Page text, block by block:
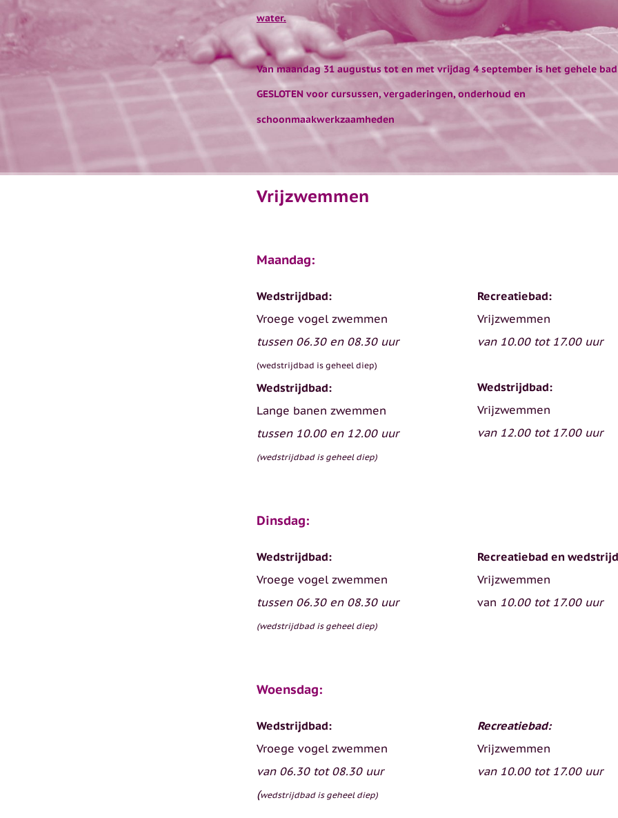
water.
Van maandag 31 augustus tot en met vrijdag 4 september is het gehele bad
GESLOTEN voor cursussen, vergaderingen, onderhoud en
schoonmaakwerkzaamheden
Vrijzwemmen
Maandag:
Wedstrijdbad:
Vroege vogel zwemmen
tussen 06.30 en 08.30 uur
(wedstrijdbad is geheel diep)
Wedstrijdbad:
Lange banen zwemmen
tussen 10.00 en 12.00 uur
(wedstrijdbad is geheel diep)
Recreatiebad:
Vrijzwemmen
van 10.00 tot 17.00 uur
Wedstrijdbad:
Vrijzwemmen
van 12.00 tot 17.00 uur
Dinsdag:
Wedstrijdbad:
Vroege vogel zwemmen
tussen 06.30 en 08.30 uur
(wedstrijdbad is geheel diep)
Recreatiebad en
Vrijzwemmen
van 10.00 tot 17.00 uur
Woensdag:
Wedstrijdbad:
Vroege vogel zwemmen
van 06.30 tot 08.30 uur
(wedstrijdbad is geheel diep)
Recreatiebad:
Vrijzwemmen
van 10.00 tot 17.00 uur